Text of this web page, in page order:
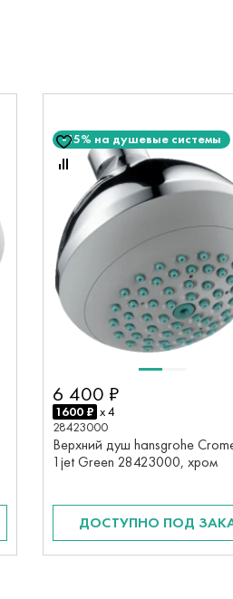
-15% на душевые системы
6 400 ₽
1600 ₽ x 4
28423000
Верхний душ hansgrohe
1jet Green 28423000, хром
ДОСТУПНО ПОД